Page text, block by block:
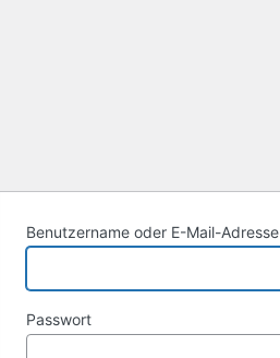
Benutzername oder E-Mail-Adresse
Passwort